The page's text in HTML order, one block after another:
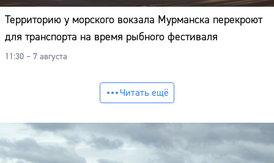
Территорию у морского вокзала Мурманска перекроют
для транспорта на время рыбного фестиваля
11:30 – 7 августа
Читать ещё